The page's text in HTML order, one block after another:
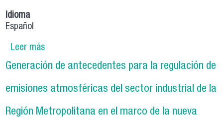
Idioma
Español
Leer mássobre Monitoreo y Evaluación de la Eficiencia
Energética de Sistemas Solares de
Calentamiento de Agua
Generación de antecedentes para la regulación de
emisiones atmosféricas del sector industrial de la
Región Metropolitana en el marco de la nueva